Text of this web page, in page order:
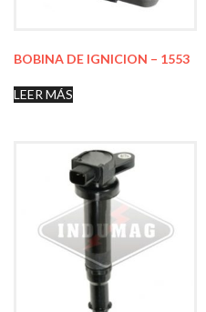
BOBINA DE IGNICION – 1553
LEER MÁS